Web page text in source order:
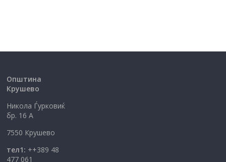
Општина
Крушево
Никола Ѓурковиќ
бр. 16 А
7550 Крушево
тел1: ++389 48
477 061